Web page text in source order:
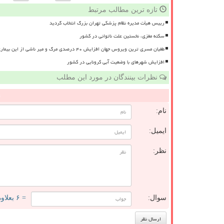
تازه ترین مطالب مرتبط
رییس هیأت مدیره نظام پزشکی تهران بزرگ انتخاب گردید
سکته مغزی، نخستین علت ناتوانی در کشور
طغیان مسری ترین ویروس جهان افزایش ۴۰ درصدی مرگ و میر ناشی از این بیماری
افزایش شهرهای با وضعیت آبی کرونایی در کشور
نظرات بینندگان در مورد این مطلب
نام:
ایمیل:
نظر:
سوال: = ۶ بعلاوه ۴